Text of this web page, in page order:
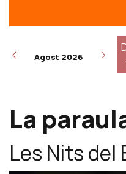
Agost 2026
La
Les Nits del